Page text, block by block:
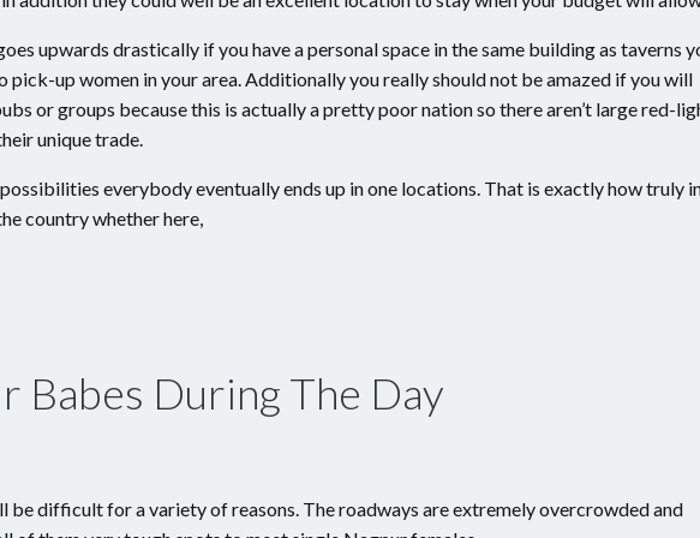
upwards drastically if you have a personal space in the same building as taverns
up women in your area. Additionally you really should not be amazed if you will
or groups because this is actually a pretty poor nation so there aren’t large red-
unique trade.
everybody eventually ends up in one locations. That is exactly how truly
country whether here,
Babes During The Day
be difficult for a variety of reasons. The roadways are extremely overcrowded and